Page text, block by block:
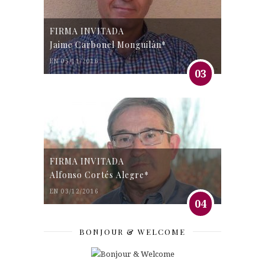
FIRMA INVITADA
Jaime Carbonel Monguilán*
EN 05/11/2016
03
FIRMA INVITADA
Alfonso Cortés Alegre*
EN 03/12/2016
04
BONJOUR & WELCOME